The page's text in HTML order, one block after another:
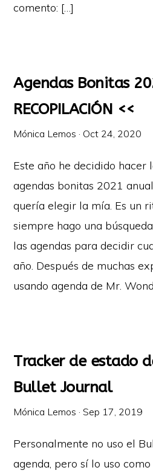
comento: […]
Agendas Bonitas
RECOPILACIÓN <<
Mónica Lemos · Oct 24, 2020
Este año he decidido hacer
agendas bonitas 2021
quería elegir la mía. Es un
siempre hago una
las agendas para decidir
año. Después de muchas
usando agenda de Mr.
Tracker de estado
Bullet Journal
Mónica Lemos ·Sep 17, 2019
Personalmente no uso el
agenda, pero sí lo uso